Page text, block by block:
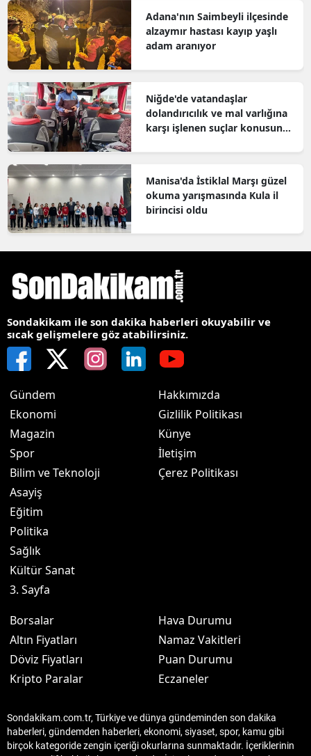
Adana'nın Saimbeyli ilçesinde
alzaymır hastası kayıp yaşlı
adam aranıyor
Niğde'de vatandaşlar
dolandırıcılık ve mal varlığına
karşı işlenen suçlar konusunda
Manisa'da İstiklal Marşı güzel
okuma yarışmasında Kula il
birincisi oldu
Sondakikam ile son dakika haberleri okuyabilir ve
sıcak gelişmelere göz atabilirsiniz.
Gündem
Ekonomi
Magazin
Spor
Bilim ve Teknoloji
Asayiş
Eğitim
Politika
Sağlık
Kültür Sanat
3. Sayfa
Hakkımızda
Gizlilik Politikası
Künye
İletişim
Çerez Politikası
Borsalar
Altın Fiyatları
Döviz Fiyatları
Kripto Paralar
Hava Durumu
Namaz Vakitleri
Puan Durumu
Eczaneler
Sondakikam.com.tr, Türkiye ve dünya gündeminden son dakika
haberleri, gündemden haberleri, ekonomi, siyaset, spor, kamu gibi
birçok kategoride zengin içeriği okurlarına sunmaktadır. İçeriklerinin